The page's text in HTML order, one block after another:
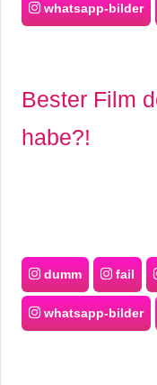
whatsapp-bilder
Bester Film
habe?!
dumm fail
whatsapp-bilder